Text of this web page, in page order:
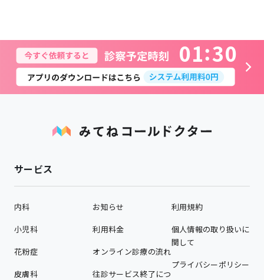
01 30
サービス
内科
小児科
花粉症
皮膚科
お知らせ
利用料金
オンライン診療の流れ
往診サービス終了につ
利用規約
個人情報の取り扱いに
関して
プライバシーポリシー